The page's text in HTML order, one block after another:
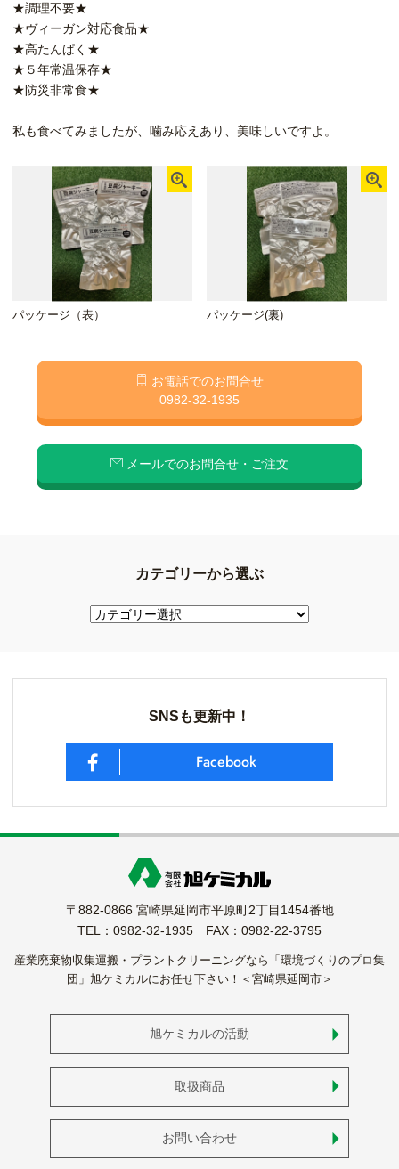
★調理不要★
★ヴィーガン対応食品★
★高たんぱく★
★５年常温保存★
★防災非常食★
私も食べてみましたが、噛み応えあり、美味しいですよ。
パッケージ（表） パッケージ(裏)
お電話でのお問合せ
0982-32-1935
メールでのお問合せ・ご注文
カテゴリーから選ぶ
SNSも更新中！
Facebook
〒882-0866 宮崎県延岡市平原町2丁目1454番地
TEL：0982-32-1935 FAX：0982-22-3795
産業廃棄物収集運搬・プラントクリーニングなら「環境づくりのプロ集
団」旭ケミカルにお任せ下さい！＜宮崎県延岡市＞
旭ケミカルの活動
取扱商品
お問い合わせ